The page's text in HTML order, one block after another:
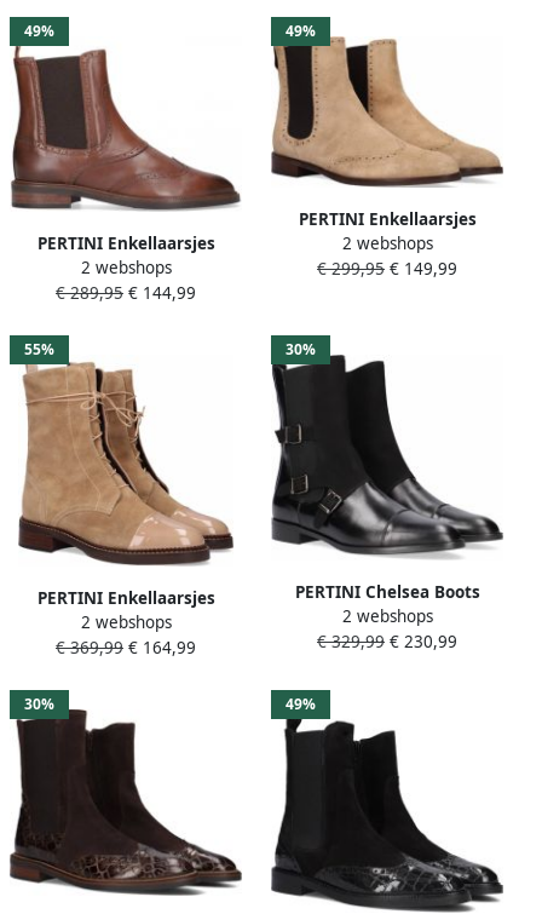
49%
PERTINI Enkellaarsjes
Dames 32848 Maat: 37
Materiaal: Leer Kleur: Bruin
2 webshops
€ 289,95 € 144,99
49%
PERTINI Enkellaarsjes
Dames 32519 Maat: 37 5
Materiaal: Leer Kleur: Zwart
2 webshops
€ 299,95 € 149,99
55%
PERTINI Enkellaarsjes
Dames 33118 Maat: 39 5
Materiaal: Lakleer Kleur:
2 webshops
€ 369,99 € 164,99
30%
PERTINI Chelsea Boots
Dames 32068 Maat: 39
Materiaal: Suède Kleur:
2 webshops
€ 329,99 € 230,99
30% 49%